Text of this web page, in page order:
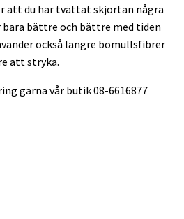
att du har tvättat skjortan några
bättre och bättre med tiden
också längre bomullsfibrer
att stryka.
gärna vår butik 08-6616877